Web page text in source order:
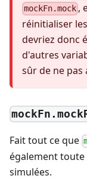
mockFn.mock ,
réinitialiser
devriez donc
d'autres
sûr de ne pas
Fait tout ce que
également
simulées.